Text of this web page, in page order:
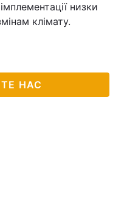
низки
клімату.
НАС